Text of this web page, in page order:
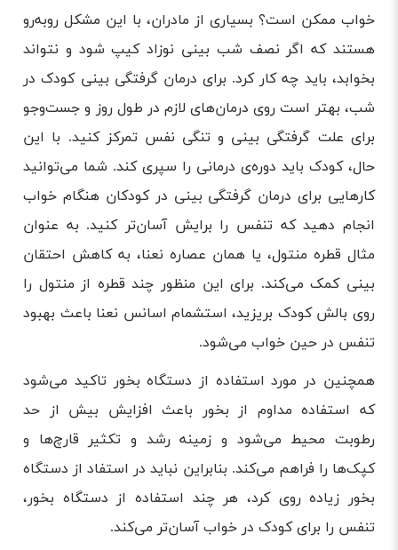
خواب ممکن است؟ بسیاری از مادران، با این مشکل روبه‌رو
هستند که اگر نصف شب بینی نوزاد کیپ شود و نتواند
بخوابد، باید چه کار کرد. برای درمان گرفتگی بینی کودک در
شب، بهتر است روی درمان‌های لازم در طول روز و جست‌وجو
برای علت گرفتگی بینی و تنگی نفس تمرکز کنید. با این
حال، کودک باید دوره‌ی درمانی را سپری کند. شما می‌توانید
کارهایی برای درمان گرفتگی بینی در کودکان هنگام خواب
انجام دهید که تنفس را برایش آسان‌تر کنید. به عنوان
مثال قطره منتول، یا همان عصاره نعنا، به کاهش احتقان
بینی کمک می‌کند. برای این منظور چند قطره از منتول را
روی بالش کودک بریزید، استشمام اسانس نعنا باعث بهبود
تنفس در حین خواب می‌شود.
همچنین در مورد استفاده از دستگاه بخور تاکید می‌شود
که استفاده مداوم از بخور باعث افزایش بیش از حد
رطوبت محیط می‌شود و زمینه رشد و تکثیر قارچ‌ها و
کپک‌ها را فراهم می‌کند. بنابراین نباید در استفاد از دستگاه
بخور زیاده روی کرد، هر چند استفاده از دستگاه بخور،
تنفس را برای کودک در خواب آسان‌تر می‌کند.